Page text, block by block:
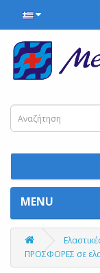
MENU
ΠΡΟΣΦΟΡΕΣ σε